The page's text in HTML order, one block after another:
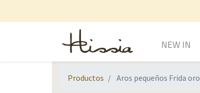
NEW IN
Productos Aros pequeños Frida oro